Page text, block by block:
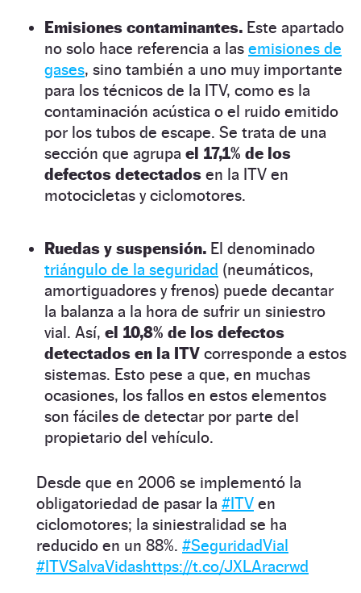
Emisiones contaminantes. Este apartado
no solo hace referencia a las emisiones de
gases, sino también a uno muy importante
para los técnicos de la ITV, como es la
contaminación acústica o el ruido emitido
por los tubos de escape. Se trata de una
sección que agrupa el 17,1% de los
defectos detectados en la ITV en
motocicletas y ciclomotores.
Ruedas y suspensión. El denominado
triángulo de la seguridad (neumáticos,
amortiguadores y frenos) puede decantar
la balanza a la hora de sufrir un siniestro
vial. Así, el 10,8% de los defectos
detectados en la ITV corresponde a estos
sistemas. Esto pese a que, en muchas
ocasiones, los fallos en estos elementos
son fáciles de detectar por parte del
propietario del vehículo.
Desde que en 2006 se implementó la
obligatoriedad de pasar la #ITV en
ciclomotores; la siniestralidad se ha
reducido en un 88%. #SeguridadVial
#ITVSalvaVidashttps://t.co/JXLAracrwd